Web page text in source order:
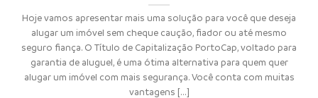
Hoje vamos apresentar mais uma solução para você que deseja
alugar um imóvel sem cheque caução, fiador ou até mesmo
seguro fiança. O Título de Capitalização PortoCap, voltado para
garantia de aluguel, é uma ótima alternativa para quem quer
alugar um imóvel com mais segurança. Você conta com muitas
vantagens [...]